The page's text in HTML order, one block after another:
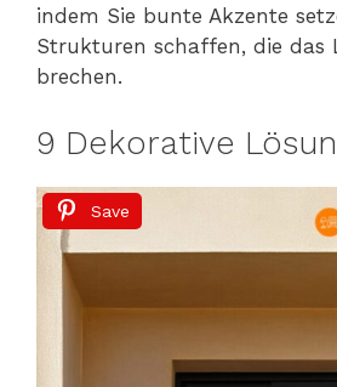
indem Sie bunte Akzente
Strukturen schaffen, die das
brechen.
9 Dekorative
Save